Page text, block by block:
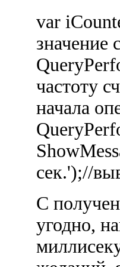
var
частоту
начала
сек.');//
С
угодно,